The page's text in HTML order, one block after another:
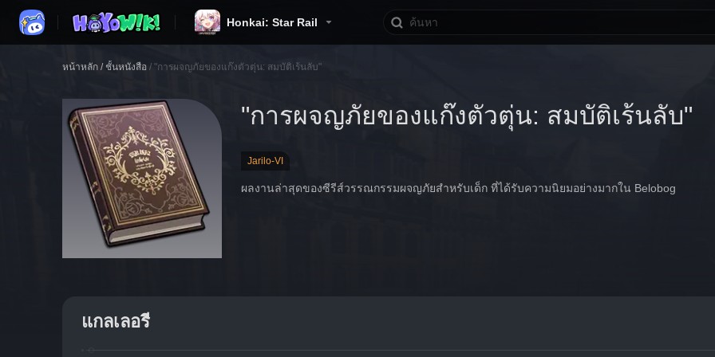
Honkai: Star Rail
หน้าหลัก / ชั้นหนังสือ / "การผจญภัยของแก๊งตัวตุ่น: สมบัติเร้นลับ"
"การผจญภัยของแก๊งตัวตุ่น: สมบัติเร้นลับ"
Jarilo-VI
ผลงานล่าสุดของซีรีส์วรรณกรรมผจญภัยสำหรับเด็ก ที่ได้รับความนิยมอย่างมากใน Belobog
แกลเลอรี